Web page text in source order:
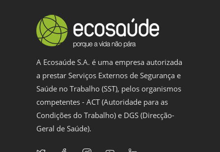
A Ecosaúde S.A. é uma empresa autorizada
a prestar Serviços Externos de Segurança e
Saúde no Trabalho (SST), pelos organismos
competentes - ACT (Autoridade para as
Condições do Trabalho) e DGS (Direcção-
Geral de Saúde).